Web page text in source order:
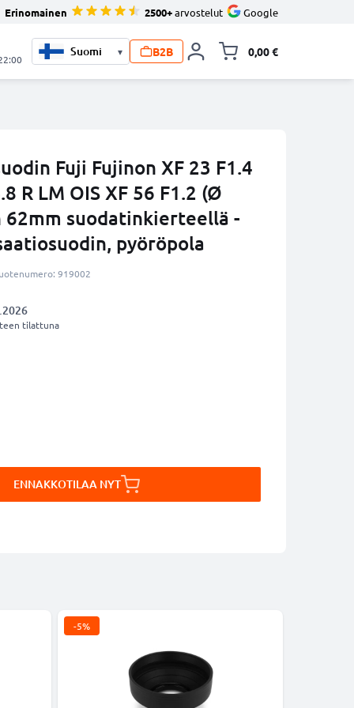
Erinomainen 2500+arvostelut Google
▾ B2B 0,00 €
Fuji Fujinon XF 23 F1.4
R LM OIS XF 56 F1.2 (Ø
suodatinkierteellä -
pyöröpola
919002
tilattuna
ENNAKKOTILAA NYT
-5%